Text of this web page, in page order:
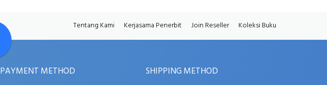
Tentang Kami Kerjasama Penerbit Join Reseller Koleksi Buku
PAYMENT METHOD SHIPPING METHOD